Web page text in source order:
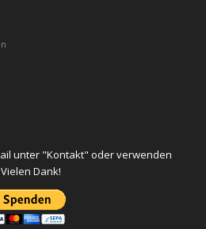
unter "Kontakt" oder verwenden
Dank!